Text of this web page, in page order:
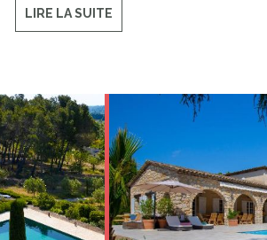
LIRE LA SUITE